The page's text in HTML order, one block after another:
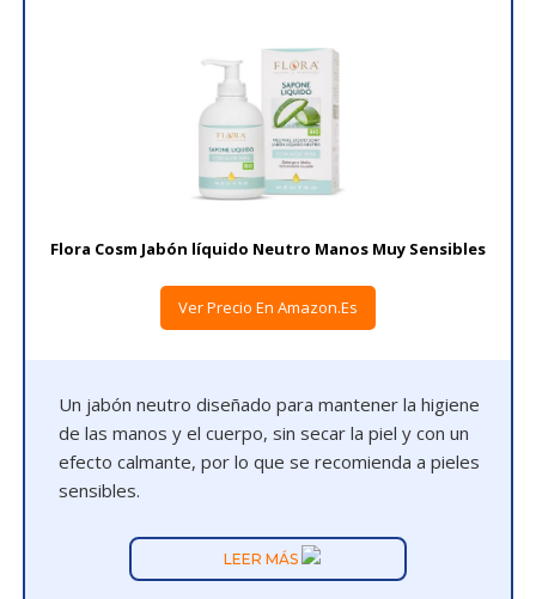
Flora Cosm Jabón líquido Neutro Manos Muy Sensibles
Ver Precio En Amazon.es
Un jabón neutro diseñado para mantener la higiene
de las manos y el cuerpo, sin secar la piel y con un
efecto calmante, por lo que se recomienda a pieles
sensibles.
LEER MÁS